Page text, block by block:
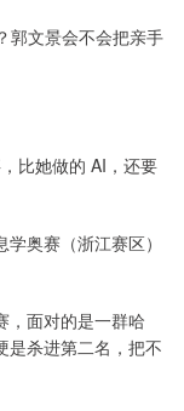
郭文景会不会把亲手
比她做的 AI，还要
奥赛（浙江赛区）
，面对的是一群哈
是杀进第二名，把不